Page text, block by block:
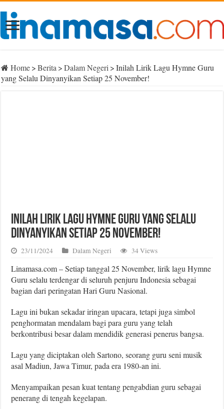
Home> Berita > Dalam Negeri > Inilah Lirik Lagu Hymne Guru
yang Selalu Dinyanyikan Setiap 25 November!
Inilah Lirik Lagu Hymne Guru yang Selalu
Dinyanyikan Setiap 25 November!
23/11/2024 Dalam Negeri 34 Views
Linamasa.com – Setiap tanggal 25 November, lirik lagu Hymne
Guru selalu terdengar di seluruh penjuru Indonesia sebagai
bagian dari peringatan Hari Guru Nasional.
Lagu ini bukan sekadar iringan upacara, tetapi juga simbol
penghormatan mendalam bagi para guru yang telah
berkontribusi besar dalam mendidik generasi penerus bangsa.
Lagu yang diciptakan oleh Sartono, seorang guru seni musik
asal Madiun, Jawa Timur, pada era 1980-an ini.
Menyampaikan pesan kuat tentang pengabdian guru sebagai
penerang di tengah kegelapan.